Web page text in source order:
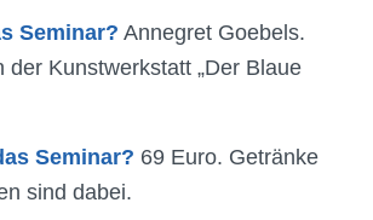
Seminar? Annegret Goebels.
der Kunstwerkstatt „Der Blaue
Seminar? 69 Euro. Getränke
sind dabei.